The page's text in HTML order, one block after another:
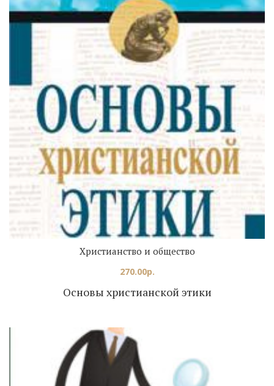
Основы христианской этики
Христианство и общество
270.00р.